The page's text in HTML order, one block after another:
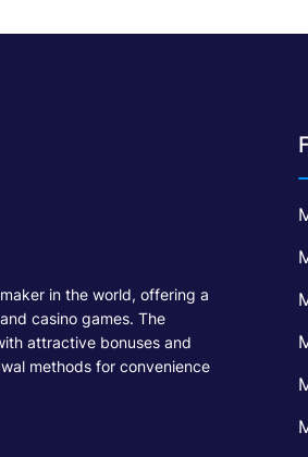
in the world, offering a
casino games. The
attractive bonuses and
methods for convenience